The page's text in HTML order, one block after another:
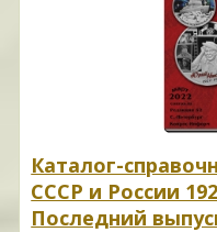
Каталог-
СССР и России
Последний